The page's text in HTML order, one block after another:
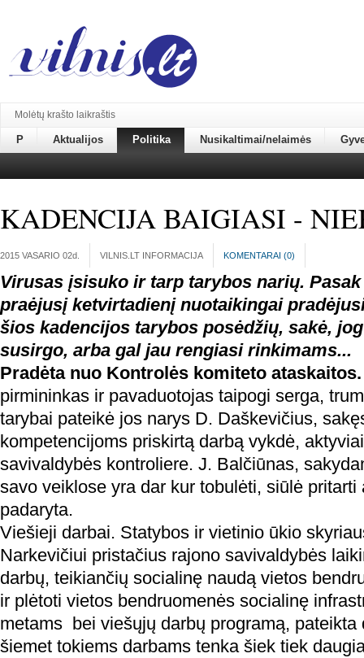
Molėtų krašto laikraštis
P Aktualijos Politika Nusikaltimai/nelaimės
KADENCIJA BAIGIASI -
2015 VASARIO 02d. VILNIS.LT INFORMACIJA KOMENTARAI (0)
Virusas įsisuko ir tarp tarybos narių.
praėjusį ketvirtadienį nuotaikingai
šios kadencijos tarybos posėdžių, sakė,
susirgo, arba gal jau rengiasi rinkimams...
Pradėta nuo Kontrolės komiteto
pirmininkas ir pavaduotojas taipogi serga,
tarybai pateikė jos narys D. Daškevičius,
kompetencijoms priskirtą darbą vykdė,
savivaldybės kontroliere. J. Balčiūnas,
savo veiklose yra dar kur tobulėti, siūlė
padaryta.
Viešieji darbai. Statybos ir vietinio ūkio
Narkevičiui pristačius rajono savivaldybės
darbų, teikiančių socialinę naudą vietos
ir plėtoti vietos bendruomenės socialinę
metams bei viešųjų darbų programą, pateikta
šiemet tokiems darbams tenka šiek tiek